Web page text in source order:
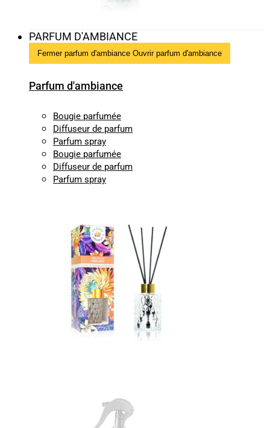
PARFUM D'AMBIANCE
Fermer parfum d'ambiance Ouvrir parfum d'ambiance
Parfum d'ambiance
Bougie parfumée
Diffuseur de parfum
Parfum spray
Bougie parfumée
Diffuseur de parfum
Parfum spray